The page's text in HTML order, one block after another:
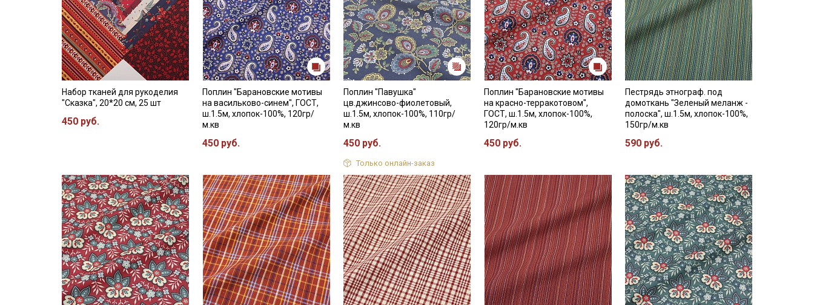
Набор тканей для рукоделия
"Сказка", 20*20 см, 25 шт
450 руб.
Поплин "Барановские мотивы
на васильково-синем", ГОСТ,
ш.1.5м, хлопок-100%, 120гр/
м.кв
450 руб.
Поплин "Павушка"
цв.джинсово-фиолетовый,
ш.1.5м, хлопок-100%, 110гр/
м.кв
450 руб.
Только онлайн-заказ
Поплин "Барановские мотивы
на красно-терракотовом",
ГОСТ, ш.1.5м, хлопок-100%,
120гр/м.кв
450 руб.
Пестрядь этнограф. под
домоткань "Зеленый меланж -
полоска", ш.1.5м, хлопок-100%,
150гр/м.кв
590 руб.